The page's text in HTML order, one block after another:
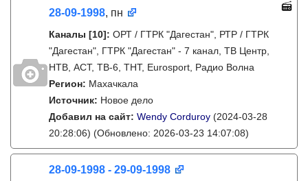
28-09-1998, пн
Каналы [10]: ОРТ / ГТРК "Дагестан", РТР / ГТРК
"Дагестан", ГТРК "Дагестан" - 7 канал, ТВ Центр,
НТВ, АСТ, ТВ-6, ТНТ, Eurosport, Радио Волна
Регион: Махачкала
Источник: Новое дело
Добавил на сайт: Wendy Corduroy (2024-03-28
20:28:06) (Обновлено: 2026-03-23 14:07:08)
28-09-1998 - 29-09-1998